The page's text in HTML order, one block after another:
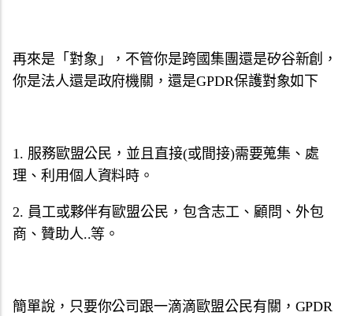
再來是「對象」，不管你是跨國集團還是矽谷新創，
你是法人還是政府機關，還是GPDR保護對象如下
1. 服務歐盟公民，並且直接(或間接)需要蒐集、處
理、利用個人資料時。
2. 員工或夥伴有歐盟公民，包含志工、顧問、外包
商、贊助人..等。
簡單說，只要你公司跟一滴滴歐盟公民有關，GPDR